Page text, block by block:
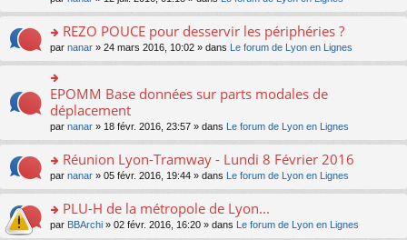
e
nt
le
pl
u
s
c
nt
o
lu
le
pl
u
s
ré
e
a
e
n
o
n
lu
le
pl
u
s
ré
e
e
s
a
e
n
o
n
pl
u
s
ré
e
ult
er
le
m
e
s
s
a
g
e
n
o
lu
le
pl
u
s
o
n
s
ult
er
le
m
e
s
a
e
n
REZO POUCE pour desservir les périphéries ?
par nanar » 24 mars 2016, 10:02 » dans Le forum de Lyon en Lignes
o
n
ult
er
le
m
e
s
a
EPOMM Base données sur parts modales de
déplacement
par nanar » 18 févr. 2016, 23:57 » dans Le forum de Lyon en Lignes
o
n
ult
er
Réunion Lyon-Tramway - Lundi 8 Février 2016
par nanar » 05 févr. 2016, 19:44 » dans Le forum de Lyon en Lignes
o
PLU-H de la métropole de Lyon...
par BBArchi » 02 févr. 2016, 16:20 » dans Le forum de Lyon en Lignes